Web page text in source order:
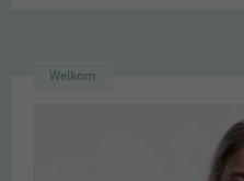
Welkom